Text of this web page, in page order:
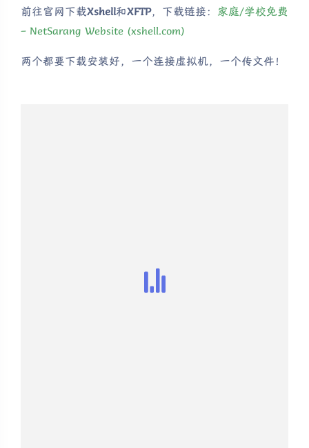
前往官网下载Xshell和XFTP，下载链接： 家庭/学校免费
– NetSarang Website (xshell.com)
两个都要下载安装好，一个连接虚拟机，一个传文件！